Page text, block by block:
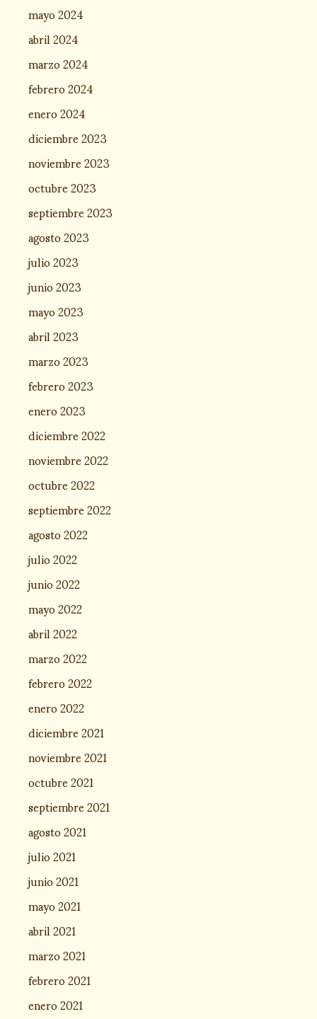
mayo 2024
abril 2024
marzo 2024
febrero 2024
enero 2024
diciembre 2023
noviembre 2023
octubre 2023
septiembre 2023
agosto 2023
julio 2023
junio 2023
mayo 2023
abril 2023
marzo 2023
febrero 2023
enero 2023
diciembre 2022
noviembre 2022
octubre 2022
septiembre 2022
agosto 2022
julio 2022
junio 2022
mayo 2022
abril 2022
marzo 2022
febrero 2022
enero 2022
diciembre 2021
noviembre 2021
octubre 2021
septiembre 2021
agosto 2021
julio 2021
junio 2021
mayo 2021
abril 2021
marzo 2021
febrero 2021
enero 2021